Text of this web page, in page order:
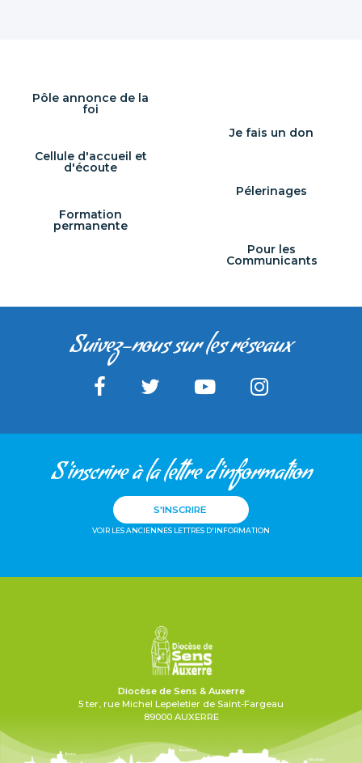
Pôle annonce de la
foi
Je fais un don
Cellule d'accueil et
d'écoute
Pélerinages
Formation
permanente
Pour les
Communicants
Suivez-nous sur les réseaux
S'inscrire à la lettre d'information
S'INSCRIRE
VOIR LES ANCIENNES LETTRES D'INFORMATION
Diocèse de Sens & Auxerre
5 ter, rue Michel Lepeletier de Saint-Fargeau
89000 AUXERRE